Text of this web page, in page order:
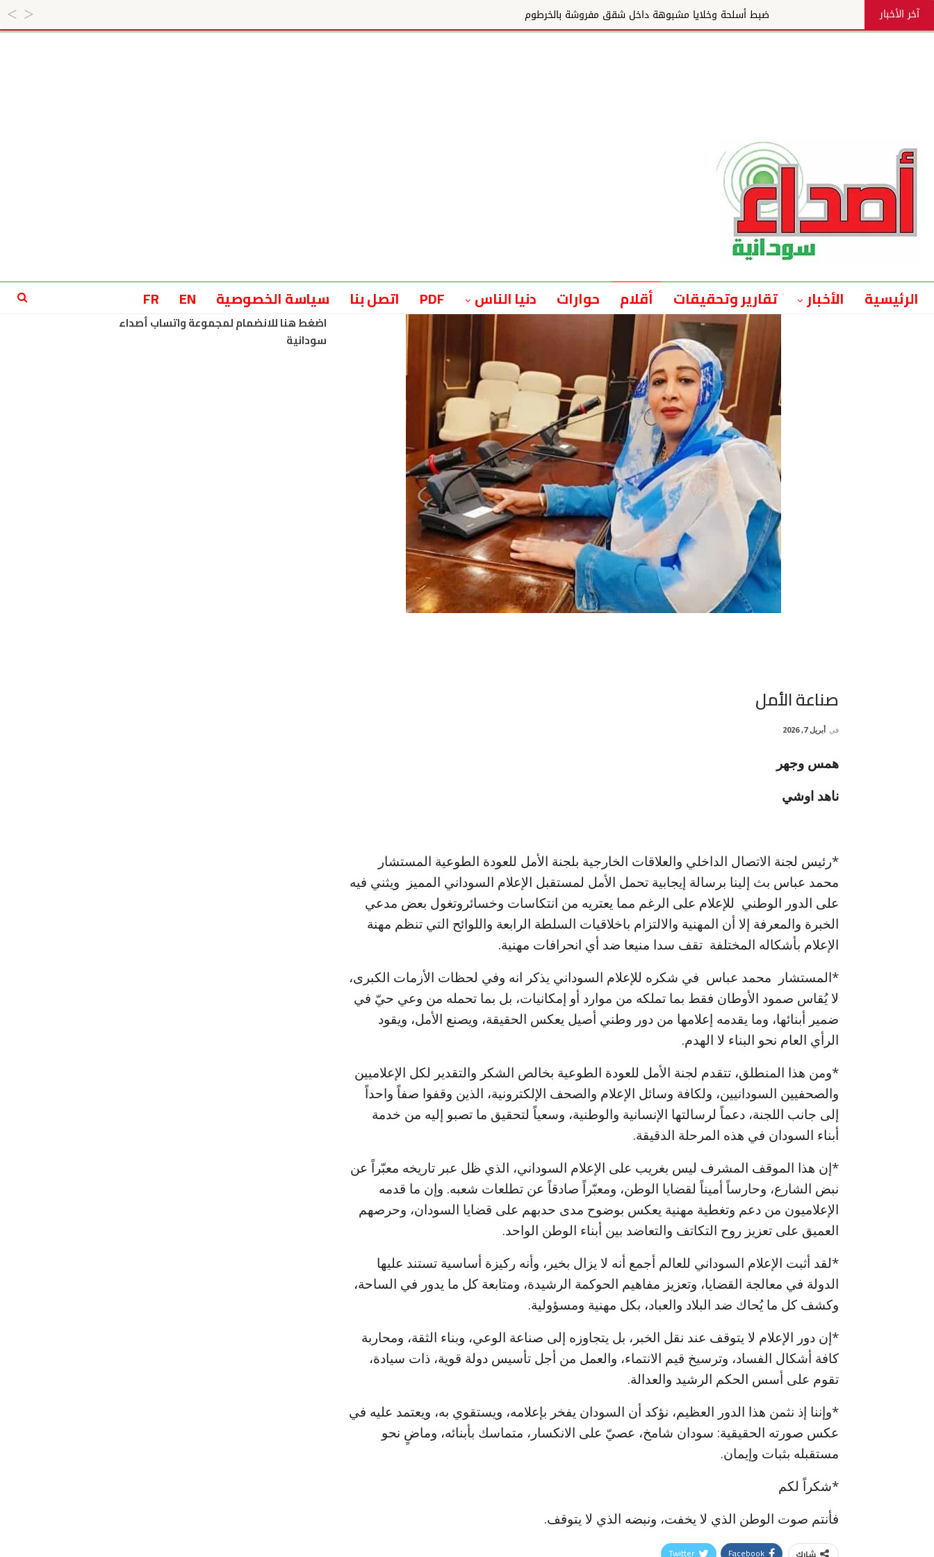
آخر الأخبار ضبط أسلحة وخلايا مشبوهة داخل شقق مفروشة بالخرطوم
الرئيسية الأخبار تقارير وتحقيقات أقلام حوارات دنيا الناس PDF اتصل بنا سياسة الخصوصية EN
FR
صناعة الأمل
في أبريل 7, 2026
همس وجهر
ناهد اوشي
*رئيس لجنة الاتصال الداخلي والعلاقات الخارجية بلجنة الأمل للعودة الطوعية المستشار
محمد عباس بث إلينا برسالة إيجابية تحمل الأمل لمستقبل الإعلام السوداني المميز ويثني فيه
على الدور الوطني للإعلام على الرغم مما يعتريه من انتكاسات وخسائروتغول بعض مدعي
الخبرة والمعرفة إلا أن المهنية والالتزام باخلاقيات السلطة الرابعة واللوائح التي تنظم مهنة
الإعلام بأشكاله المختلفة تقف سدا منيعا ضد أي انحرافات مهنية.
*المستشار محمد عباس في شكره للإعلام السوداني يذكر انه وفي لحظات الأزمات الكبرى،
لا يُقاس صمود الأوطان فقط بما تملكه من موارد أو إمكانيات، بل بما تحمله من وعي حيّ في
ضمير أبنائها، وما يقدمه إعلامها من دور وطني أصيل يعكس الحقيقة، ويصنع الأمل، ويقود
الرأي العام نحو البناء لا الهدم.
*ومن هذا المنطلق، تتقدم لجنة الأمل للعودة الطوعية بخالص الشكر والتقدير لكل الإعلاميين
والصحفيين السودانيين، ولكافة وسائل الإعلام والصحف الإلكترونية، الذين وقفوا صفاً واحداً
إلى جانب اللجنة، دعماً لرسالتها الإنسانية والوطنية، وسعياً لتحقيق ما تصبو إليه من خدمة
أبناء السودان في هذه المرحلة الدقيقة.
*إن هذا الموقف المشرف ليس بغريب على الإعلام السوداني، الذي ظل عبر تاريخه معبّراً عن
نبض الشارع، وحارساً أميناً لقضايا الوطن، ومعبّراً صادقاً عن تطلعات شعبه. وإن ما قدمه
الإعلاميون من دعم وتغطية مهنية يعكس بوضوح مدى حدبهم على قضايا السودان، وحرصهم
العميق على تعزيز روح التكاتف والتعاضد بين أبناء الوطن الواحد.
*لقد أثبت الإعلام السوداني للعالم أجمع أنه لا يزال بخير، وأنه ركيزة أساسية تستند عليها
الدولة في معالجة القضايا، وتعزيز مفاهيم الحوكمة الرشيدة، ومتابعة كل ما يدور في الساحة،
وكشف كل ما يُحاك ضد البلاد والعباد، بكل مهنية ومسؤولية.
*إن دور الإعلام لا يتوقف عند نقل الخبر، بل يتجاوزه إلى صناعة الوعي، وبناء الثقة، ومحاربة
كافة أشكال الفساد، وترسيخ قيم الانتماء، والعمل من أجل تأسيس دولة قوية، ذات سيادة،
تقوم على أسس الحكم الرشيد والعدالة.
*وإننا إذ نثمن هذا الدور العظيم، نؤكد أن السودان يفخر بإعلامه، ويستقوي به، ويعتمد عليه في
عكس صورته الحقيقية: سودان شامخ، عصيّ على الانكسار، متماسك بأبنائه، وماضٍ نحو
مستقبله بثبات وإيمان.
*شكراً لكم
فأنتم صوت الوطن الذي لا يخفت، ونبضه الذي لا يتوقف.
Facebook
Twitter
اضغط هنا للانضمام لمجموعة واتساب أصداء
سودانية